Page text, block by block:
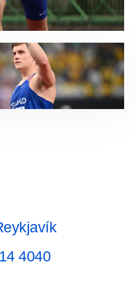
4040